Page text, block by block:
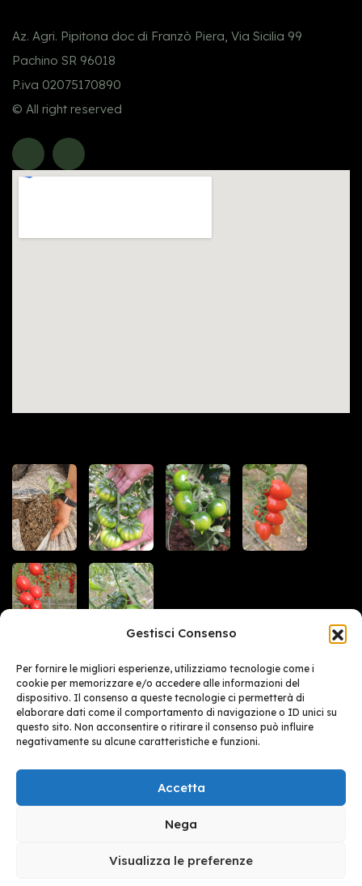
Gestisci Consenso
Per fornire le migliori esperienze, utilizziamo tecnologie come i
cookie per memorizzare e/o accedere alle informazioni del
dispositivo. Il consenso a queste tecnologie ci permetterà di
elaborare dati come il comportamento di navigazione o ID unici su
questo sito. Non acconsentire o ritirare il consenso può influire
negativamente su alcune caratteristiche e funzioni.
Accetta
Nega
Visualizza le preferenze
Az. Agri. Pipitona doc di Franzò Piera, Via Sicilia 99
Pachino SR 96018
P.iva 02075170890
© All right reserved
Pipitona Doc Home page
Cookie Policy (UE)
ES